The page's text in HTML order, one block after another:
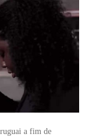
a fim de